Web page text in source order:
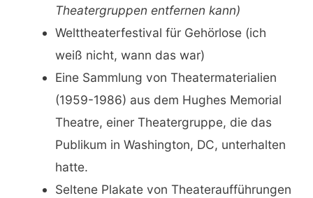
Theatergruppen entfernen kann)
Welttheaterfestival für Gehörlose (ich
weiß nicht, wann das war)
Eine Sammlung von Theatermaterialien
(1959-1986) aus dem Hughes Memorial
Theatre, einer Theatergruppe, die das
Publikum in Washington, DC, unterhalten
hatte.
Seltene Plakate von Theateraufführungen